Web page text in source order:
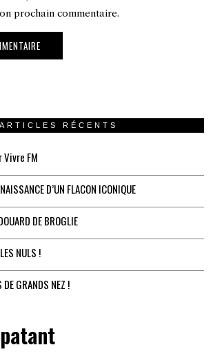
prochain commentaire.
ARTICLES RÉCENTS
FM
D’UN FLACON ICONIQUE
DE BROGLIE
NULS !
GRANDS NEZ !